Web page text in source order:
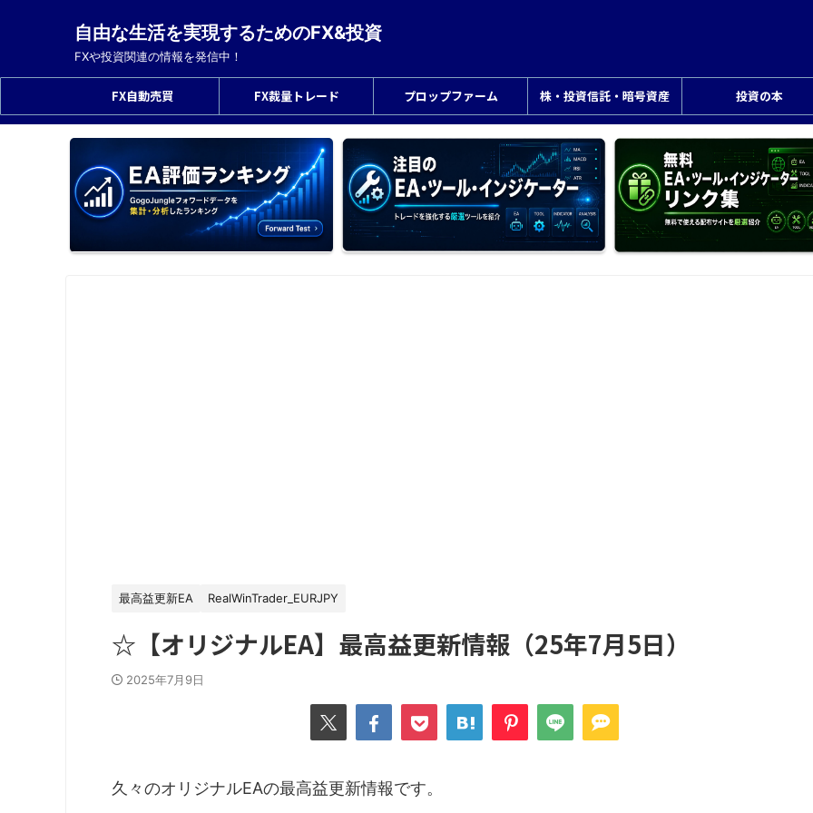
自由な生活を実現するためのFX&投資
FXや投資関連の情報を発信中！
FX自動売買 FX裁量トレード プロップファーム 株・投資信託・暗号資産 投資の本
最高益更新EA RealWinTrader_EURJPY
☆【オリジナルEA】最高益更新情報（25年7月5日）
2025年7月9日
久々のオリジナルEAの最高益更新情報です。